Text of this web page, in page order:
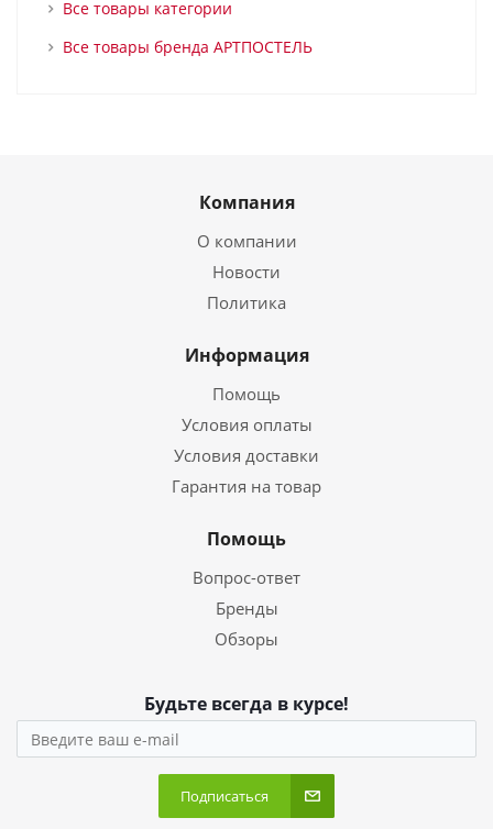
Все товары категории
Все товары бренда АРТПОСТЕЛЬ
Компания
О компании
Новости
Политика
Информация
Помощь
Условия оплаты
Условия доставки
Гарантия на товар
Помощь
Вопрос-ответ
Бренды
Обзоры
Будьте всегда в курсе!
Подписаться